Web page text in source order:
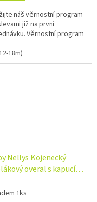
náš věrnostní program
již na první
Věrnostní program
18m)
Nellys Kojenecký
overal s kapucí
1ks